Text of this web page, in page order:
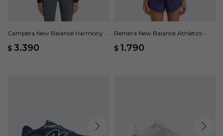
Campera New Balance Harmony -
$ 3.390
Remera New Balance Athletics -
$ 1.790